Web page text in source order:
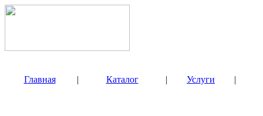
Главная | Каталог | Услуги |